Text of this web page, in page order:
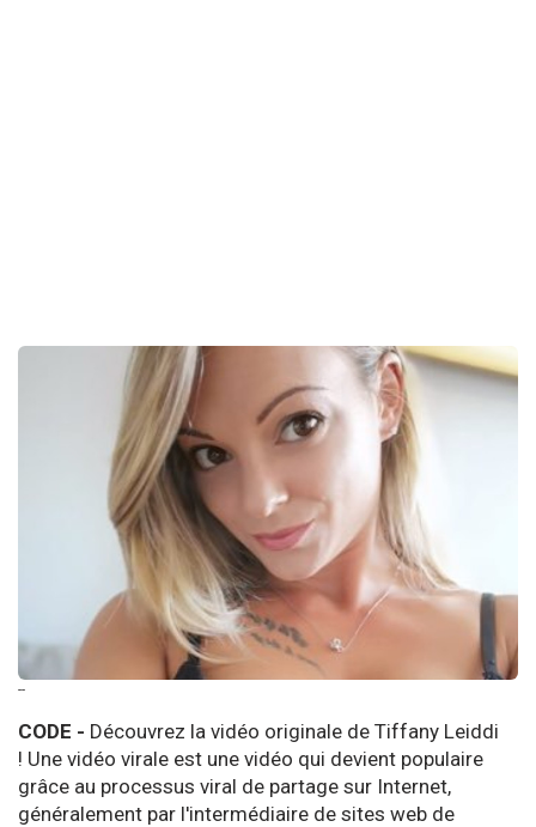
--
CODE - Découvrez la vidéo originale de Tiffany Leiddi
! Une vidéo virale est une vidéo qui devient populaire
grâce au processus viral de partage sur Internet,
généralement par l'intermédiaire de sites web de